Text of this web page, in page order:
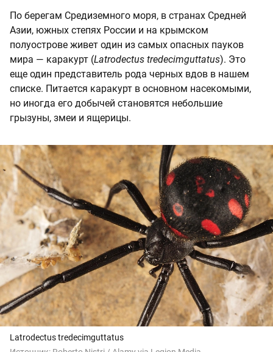
По берегам Средиземного моря, в странах Средней
Азии, южных степях России и на крымском
полуострове живет один из самых опасных пауков
мира — каракурт (Latrodectus tredecimguttatus). Это
еще один представитель рода черных вдов в нашем
списке. Питается каракурт в основном насекомыми,
но иногда его добычей становятся небольшие
грызуны, змеи и ящерицы.
Latrodectus tredecimguttatus